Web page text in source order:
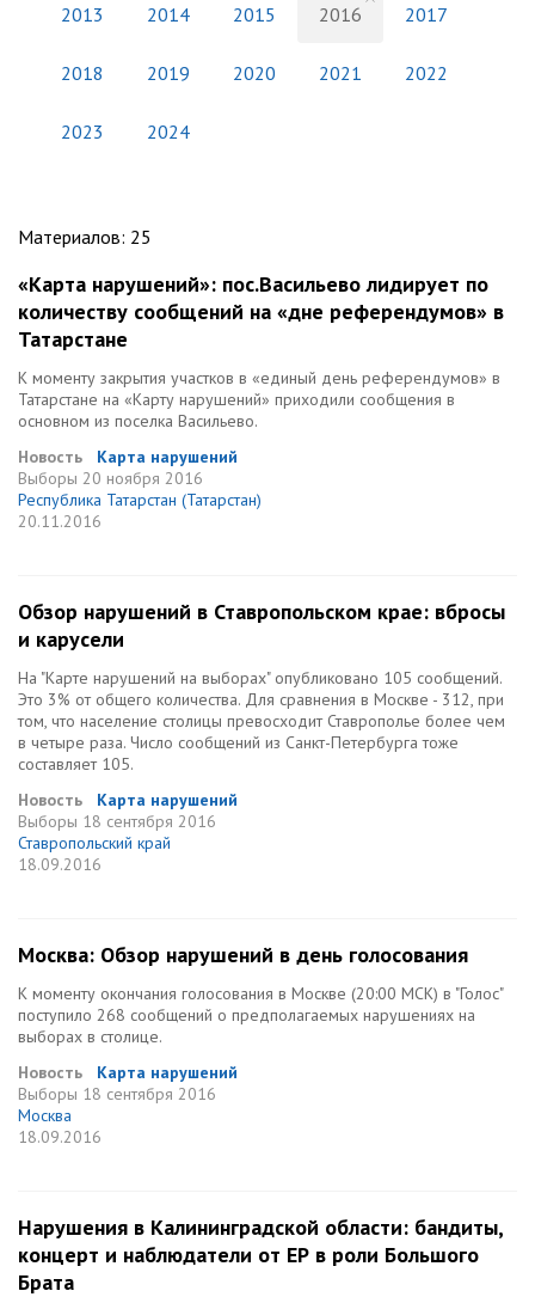
2013 2014 2015 2016 2017
2018 2019 2020 2021 2022
2023 2024
Материалов: 25
«Карта нарушений»: пос.Васильево лидирует по
количеству сообщений на «дне референдумов» в
Татарстане
К моменту закрытия участков в «единый день референдумов» в
Татарстане на «Карту нарушений» приходили сообщения в
основном из поселка Васильево.
Новость
Карта нарушений
Выборы 20 ноября 2016
Республика Татарстан (Татарстан)
20.11.2016
Обзор нарушений в Ставропольском крае: вбросы
и карусели
На "Карте нарушений на выборах" опубликовано 105 сообщений.
Это 3% от общего количества. Для сравнения в Москве - 312, при
том, что население столицы превосходит Ставрополье более чем
в четыре раза. Число сообщений из Санкт-Петербурга тоже
составляет 105.
Новость
Карта нарушений
Выборы 18 сентября 2016
Ставропольский край
18.09.2016
Москва: Обзор нарушений в день голосования
К моменту окончания голосования в Москве (20:00 МСК) в "Голос"
поступило 268 сообщений о предполагаемых нарушениях на
выборах в столице.
Новость
Карта нарушений
Выборы 18 сентября 2016
Москва
18.09.2016
Нарушения в Калининградской области: бандиты,
концерт и наблюдатели от ЕР в роли Большого
Брата